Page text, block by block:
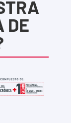
DE